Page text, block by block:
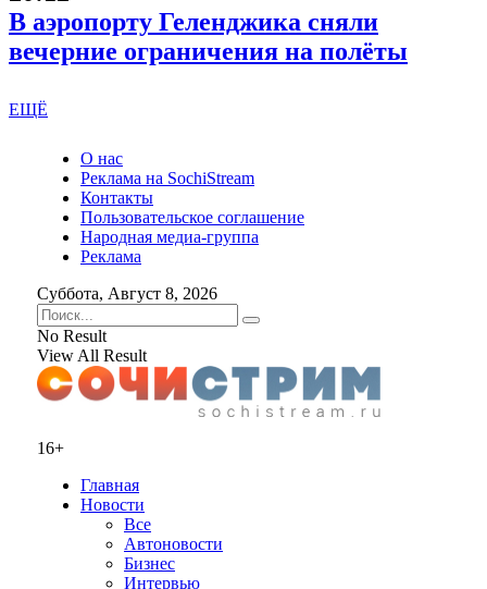
В аэропорту Геленджика сняли
вечерние ограничения на полёты
ЕЩЁ
О нас
Реклама на SochiStream
Контакты
Пользовательское соглашение
Народная медиа-группа
Реклама
Суббота, Август 8, 2026
No Result
View All Result
16+
Главная
Новости
Все
Автоновости
Бизнес
Интервью